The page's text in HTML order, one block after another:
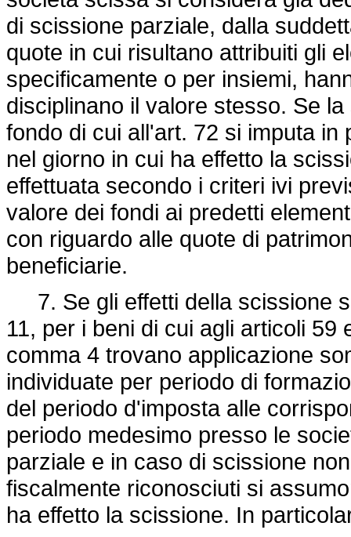
di scissione parziale, dalla
quote in cui risultano attribuiti gli
specificamente o per insiemi,
disciplinano il valore stesso. Se
fondo di cui all'art. 72 si imputa
nel giorno in cui ha effetto la
effettuata secondo i criteri ivi
valore dei fondi ai predetti
con riguardo alle quote di
beneficiarie.
7. Se gli effetti della scissione
11, per i beni di cui agli articoli
comma 4 trovano applicazione
individuate per periodo di
del periodo d'imposta alle
periodo medesimo presso le
parziale e in caso di scissione
fiscalmente riconosciuti si
ha effetto la scissione. In